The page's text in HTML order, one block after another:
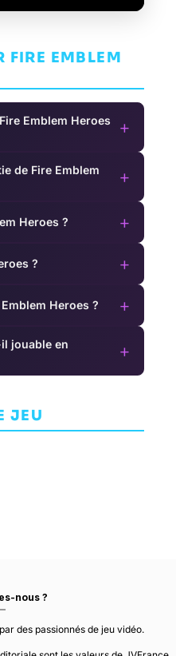
FIRE EMBLEM
Emblem Heroes
+
de Fire Emblem
+
Heroes ? +
? +
Heroes ? +
jouable en
+
JEU
nous ?
des passionnés de jeu vidéo.